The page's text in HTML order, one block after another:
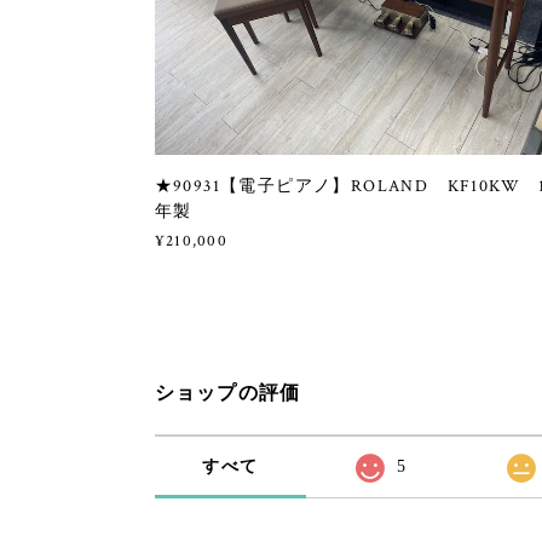
★90931【電子ピアノ】ROLAND KF10KW
年製
¥210,000
ショップの評価
すべて 5